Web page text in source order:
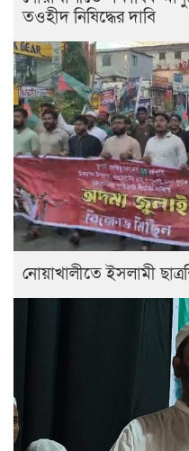
তওহীদ নিষিদ্ধের দাবি
নোয়াখালীতে ইসলামী